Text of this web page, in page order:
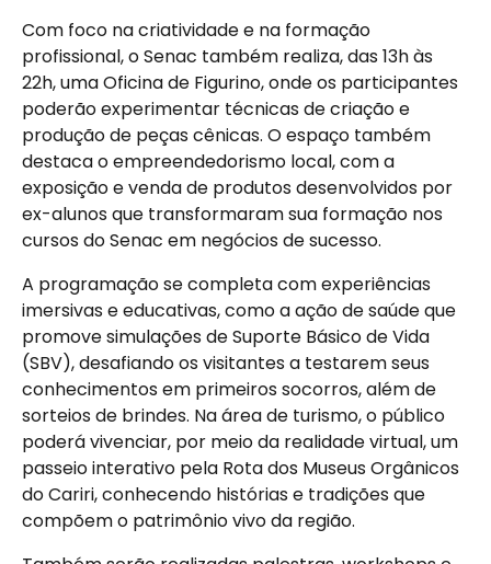
Com foco na criatividade e na formação
profissional, o Senac também realiza, das 13h às
22h, uma Oficina de Figurino, onde os participantes
poderão experimentar técnicas de criação e
produção de peças cênicas. O espaço também
destaca o empreendedorismo local, com a
exposição e venda de produtos desenvolvidos por
ex-alunos que transformaram sua formação nos
cursos do Senac em negócios de sucesso.
A programação se completa com experiências
imersivas e educativas, como a ação de saúde que
promove simulações de Suporte Básico de Vida
(SBV), desafiando os visitantes a testarem seus
conhecimentos em primeiros socorros, além de
sorteios de brindes. Na área de turismo, o público
poderá vivenciar, por meio da realidade virtual, um
passeio interativo pela Rota dos Museus Orgânicos
do Cariri, conhecendo histórias e tradições que
compõem o patrimônio vivo da região.